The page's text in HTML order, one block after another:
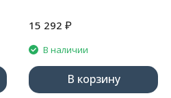
15 292 ₽
В наличии
В корзину